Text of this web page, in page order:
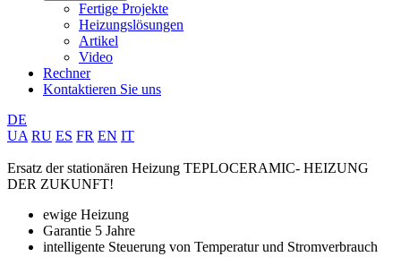
Fertige Projekte
Heizungslösungen
Artikel
Video
Rechner
Kontaktieren Sie uns
DE
UA RU ES FR EN IT
Ersatz der stationären Heizung TEPLOCERAMIC- HEIZUNG
DER ZUKUNFT!
ewige Heizung
Garantie 5 Jahre
intelligente Steuerung von Temperatur und Stromverbrauch